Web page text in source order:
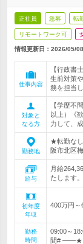
正社員 急募 転
リモートワーク可
情報更新日：2026/05/08
仕事内容
【行政書
生前対策
務を担当し
対象と
なる方
【学歴不
以上）《
力して、
勤務地
★転勤な
阪市北区
給与
月給
たします
初年度
年収
400万円～
勤務
時間
09:00～
間# ――★